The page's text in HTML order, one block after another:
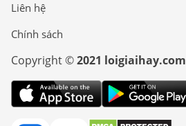
Liên hệ
Chính sách
Copyright ©2021 loigiaihay.com